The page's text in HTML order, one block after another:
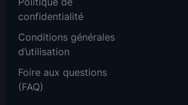
confidentialité
Conditions générales
d’utilisation
Foire aux questions
(FAQ)